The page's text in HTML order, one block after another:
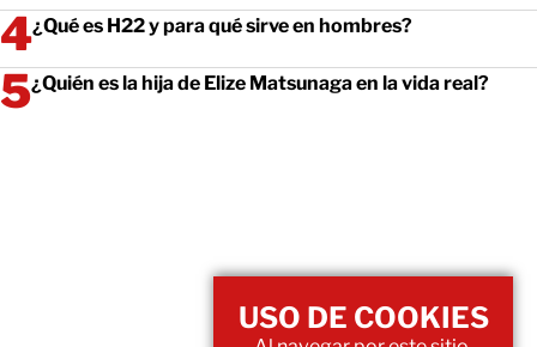
¿Qué es H22 y para qué sirve en hombres?
¿Quién es la hija de Elize Matsunaga en la vida real?
USO DE COOKIES